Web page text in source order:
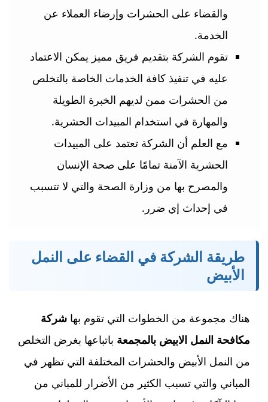
والقضاء على الحشرات وإرضاء العملاء عن
الخدمة.
تقوم الشركة بتقديم فريق مميز يمكن الاعتماد
عليه في تنفيذ كافة الخدمات الخاصة بالتخلص
من الحشرات ممن لديهم الخبرة الطويلة
والمهارة في استخدام المبيدات الحشرية.
مع العلم أن الشركة تعتمد على المبيدات
الحشرية الآمنة تمامًا على صحة الإنسان
والمصرح بها من وزارة الصحة والتي لا تتسبب
في إحداث إي ضرر.
طريقة الشركة في القضاء على النمل
الأبيض
هناك مجموعة من الخطوات التي تقوم بها شركة
مكافحة النمل الابيض بالمجمعة باتباعها بغرض التخلص
من النمل الأبيض والحشرات المختلفة التي تظهر في
المباني والتي تسبب الكثير من الأضرار للمباني من